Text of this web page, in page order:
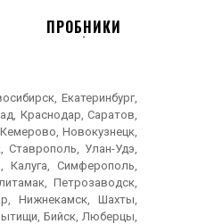
ПРОБНИКИ
Екатеринбург,
Краснодар, Саратов,
Новокузнецк,
Улан-Удэ,
Калуга, Симферополь,
Петрозаводск,
Нижнекамск, Шахты,
Бийск, Люберцы,